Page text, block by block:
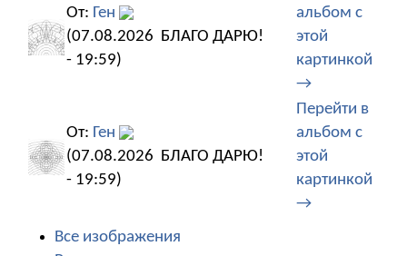
От: Ген
(07.08.2026
- 19:59)
БЛАГО ДАРЮ!
альбом с
этой
картинкой
→
От: Ген
(07.08.2026
- 19:59)
БЛАГО ДАРЮ!
Перейти в
альбом с
этой
картинкой
→
Все изображения